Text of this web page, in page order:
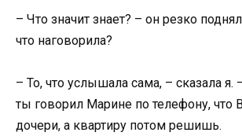
– Что значит знает? – он резко
что наговорила?
– То, что услышала сама, – сказала я.
ты говорил Марине по телефону, что
дочери, а квартиру потом решишь.